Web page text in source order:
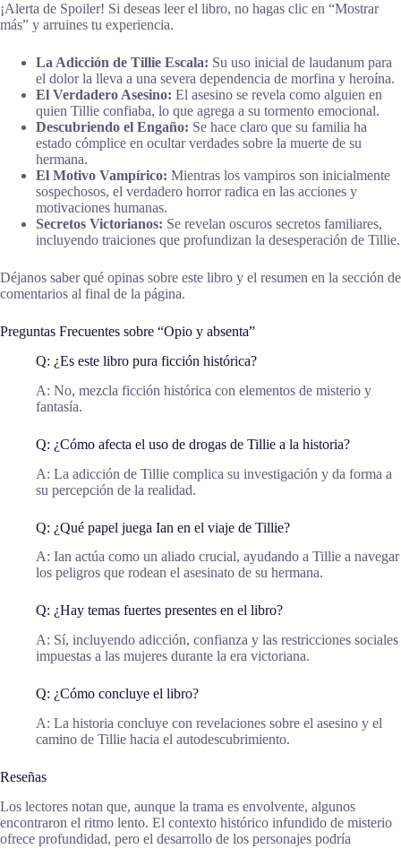
¡Alerta de Spoiler! Si deseas leer el libro, no hagas clic en “Mostrar
más” y arruines tu experiencia.
La Adicción de Tillie Escala: Su uso inicial de laudanum para
el dolor la lleva a una severa dependencia de morfina y heroína.
El Verdadero Asesino: El asesino se revela como alguien en
quien Tillie confiaba, lo que agrega a su tormento emocional.
Descubriendo el Engaño: Se hace claro que su familia ha
estado cómplice en ocultar verdades sobre la muerte de su
hermana.
El Motivo Vampírico: Mientras los vampiros son inicialmente
sospechosos, el verdadero horror radica en las acciones y
motivaciones humanas.
Secretos Victorianos: Se revelan oscuros secretos familiares,
incluyendo traiciones que profundizan la desesperación de Tillie.
Déjanos saber qué opinas sobre este libro y el resumen en la sección de
comentarios al final de la página.
Preguntas Frecuentes sobre “Opio y absenta”
Q: ¿Es este libro pura ficción histórica?
A: No, mezcla ficción histórica con elementos de misterio y
fantasía.
Q: ¿Cómo afecta el uso de drogas de Tillie a la historia?
A: La adicción de Tillie complica su investigación y da forma a
su percepción de la realidad.
Q: ¿Qué papel juega Ian en el viaje de Tillie?
A: Ian actúa como un aliado crucial, ayudando a Tillie a navegar
los peligros que rodean el asesinato de su hermana.
Q: ¿Hay temas fuertes presentes en el libro?
A: Sí, incluyendo adicción, confianza y las restricciones sociales
impuestas a las mujeres durante la era victoriana.
Q: ¿Cómo concluye el libro?
A: La historia concluye con revelaciones sobre el asesino y el
camino de Tillie hacia el autodescubrimiento.
Reseñas
Los lectores notan que, aunque la trama es envolvente, algunos
encontraron el ritmo lento. El contexto histórico infundido de misterio
ofrece profundidad, pero el desarrollo de los personajes podría